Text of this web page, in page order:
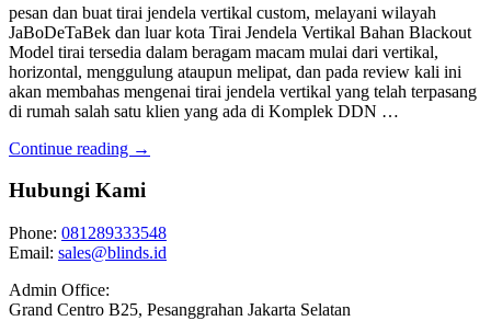
pesan dan buat tirai jendela vertikal custom, melayani wilayah
JaBoDeTaBek dan luar kota Tirai Jendela Vertikal Bahan Blackout
Model tirai tersedia dalam beragam macam mulai dari vertikal,
horizontal, menggulung ataupun melipat, dan pada review kali ini
akan membahas mengenai tirai jendela vertikal yang telah terpasang
di rumah salah satu klien yang ada di Komplek DDN …
Continue reading →
Hubungi Kami
Phone: 081289333548
Email: sales@blinds.id
Admin Office:
Grand Centro B25, Pesanggrahan Jakarta Selatan